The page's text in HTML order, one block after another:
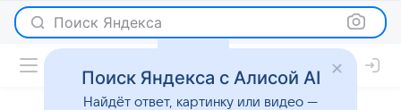
Поиск Яндекса
Поиск Яндекса с Алисой AI
Найдёт ответ, картинку или видео —